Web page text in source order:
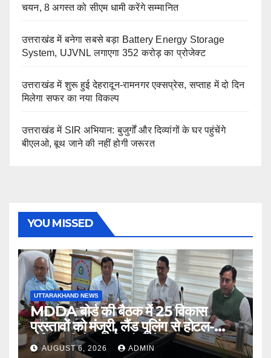
चयन, 8 अगस्त को सीएम धामी करेंगे सम्मानित
उत्तराखंड में बनेगा सबसे बड़ा Battery Energy Storage
System, UJVNL लगाएगा 352 करोड़ का प्रोजेक्ट
उत्तराखंड में शुरू हुई देहरादून-रामनगर एक्सप्रेस, सप्ताह में दो दिन
मिलेगा सफर का नया विकल्प
उत्तराखंड में SIR अभियान: बुजुर्गों और दिव्यांगों के घर पहुंचेंगे
बीएलओ, बूथ जाने की नहीं होगी जरूरत
YOU MISSED
UTTARAKHAND NEWS
MDDA बोर्ड की बैठक में 25 विकास
प्रस्तावों को मंजूरी, लैंड पूलिंग से होटल-
पर्यटन परियोजनाओं को मिलेगी रफ्तार
AUGUST 6, 2026 ADMIN